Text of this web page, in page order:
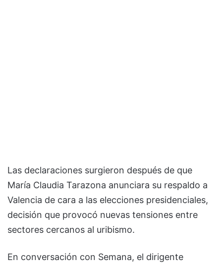
Las declaraciones surgieron después de que
María Claudia Tarazona anunciara su respaldo a
Valencia de cara a las elecciones presidenciales,
decisión que provocó nuevas tensiones entre
sectores cercanos al uribismo.
En conversación con Semana, el dirigente